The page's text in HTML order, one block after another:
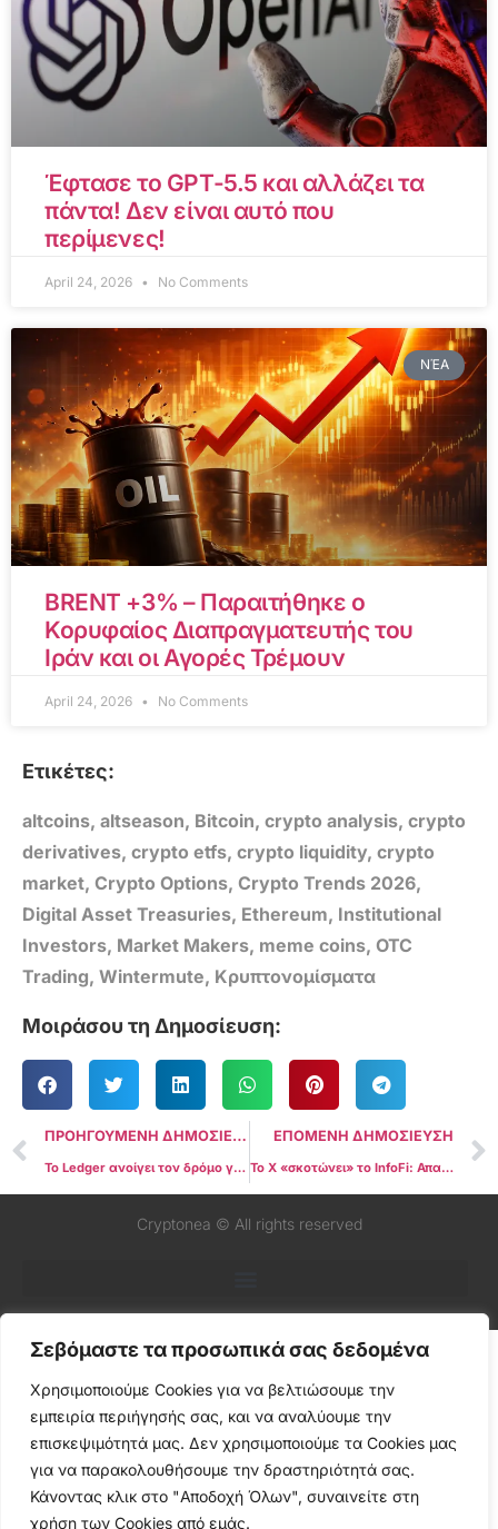
Σεβόμαστε τα προσωπικά σας δεδομένα
Χρησιμοποιούμε Cookies για να βελτιώσουμε την
εμπειρία περιήγησής σας, και να αναλύουμε την
επισκεψιμότητά μας. Δεν χρησιμοποιούμε τα Cookies μας
για να παρακολουθήσουμε την δραστηριότητά σας.
Κάνοντας κλικ στο "Αποδοχή Όλων", συναινείτε στη
χρήση των Cookies από εμάς.
Έφτασε το GPT-5.5 και αλλάζει τα
πάντα! Δεν είναι αυτό που
περίμενες!
April 24, 2026 No Comments
ΝΈΑ
BRENT +3% – Παραιτήθηκε ο
Κορυφαίος Διαπραγματευτής του
Ιράν και οι Αγορές Τρέμουν
April 24, 2026 No Comments
Ετικέτες:
altcoins, altseason, Bitcoin, crypto analysis, crypto
derivatives, crypto etfs, crypto liquidity, crypto
market, Crypto Options, Crypto Trends 2026,
Digital Asset Treasuries, Ethereum, Institutional
Investors, Market Makers, meme coins, OTC
Trading, Wintermute, Κρυπτονομίσματα
Μοιράσου τη Δημοσίευση:
ΠΡΟΗΓΟΥΜΕΝΗ ΔΗΜΟΣΙΕΥΣΗ
Το Ledger ανοίγει τον δρόμο για απόδοση σε Bitcoin – Τι είναι το νέο “BTC Yield” και τι αλλάζει για τους κατόχους BTC
ΕΠΟΜΕΝΗ ΔΗΜΟΣΙΕΥΣΗ
Το X «σκοτώνει» το InfoFi: Απαγορεύει rewards για posting, κόβει API και τινάζει στον αέρα crypto projects
Cryptonea © All rights reserved